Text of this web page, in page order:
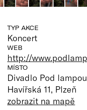
TYP AKCE
Koncert
WEB
http://
MÍSTO
Divadlo Pod lampou
Havířská 11, Plzeň
zobrazit na mapě